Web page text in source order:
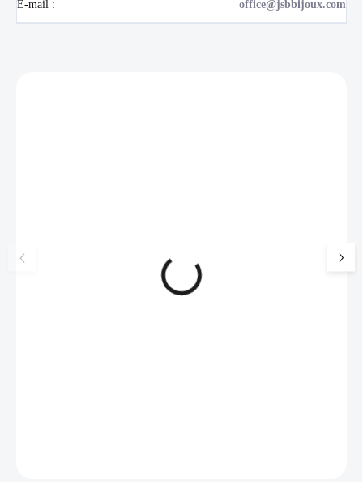
E-mail : office@jsbbijoux.com